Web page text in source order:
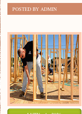
POSTED BY ADMIN